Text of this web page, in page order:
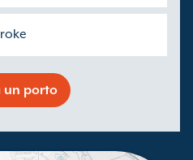
un porto